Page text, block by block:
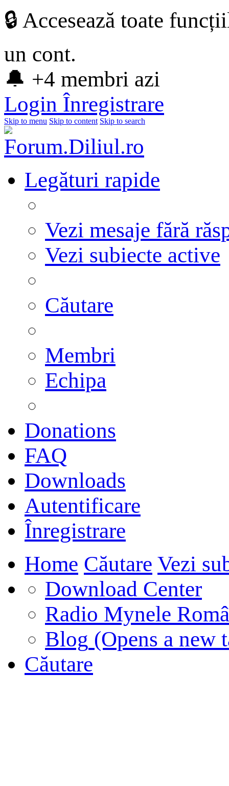
🔒 Accesează toate
un cont.
🔔 +4 membri azi
Login Înregistrare
Skip to menu Skip to content Skip to search
Legături rapide
Vezi mesaje fără
Vezi subiecte active
Căutare
Membri
Echipa
Donations
FAQ
Downloads
Autentificare
Înregistrare
Home Căutare Vezi
Download Center
Radio Mynele
Blog (Opens a new
Căutare